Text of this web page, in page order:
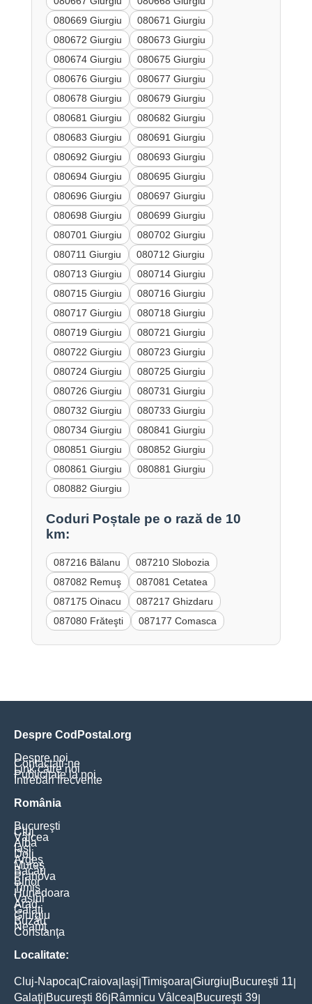
080669 Giurgiu
080671 Giurgiu
080672 Giurgiu
080673 Giurgiu
080674 Giurgiu
080675 Giurgiu
080676 Giurgiu
080677 Giurgiu
080678 Giurgiu
080679 Giurgiu
080681 Giurgiu
080682 Giurgiu
080683 Giurgiu
080691 Giurgiu
080692 Giurgiu
080693 Giurgiu
080694 Giurgiu
080695 Giurgiu
080696 Giurgiu
080697 Giurgiu
080698 Giurgiu
080699 Giurgiu
080701 Giurgiu
080702 Giurgiu
080711 Giurgiu
080712 Giurgiu
080713 Giurgiu
080714 Giurgiu
080715 Giurgiu
080716 Giurgiu
080717 Giurgiu
080718 Giurgiu
080719 Giurgiu
080721 Giurgiu
080722 Giurgiu
080723 Giurgiu
080724 Giurgiu
080725 Giurgiu
080726 Giurgiu
080731 Giurgiu
080732 Giurgiu
080733 Giurgiu
080734 Giurgiu
080841 Giurgiu
080851 Giurgiu
080852 Giurgiu
080861 Giurgiu
080881 Giurgiu
080882 Giurgiu
Coduri Poștale pe o rază de 10
km:
087216 Bălanu
087210 Slobozia
087082 Remuş
087081 Cetatea
087175 Oinacu
087217 Ghizdaru
087080 Frăteşti
087177 Comasca
Despre CodPostal.org
Despre noi
Contactați-ne
Link către noi
Publicitate la noi
Întrebări frecvente
România
Bucureşti
Cluj
Vâlcea
Alba
Iaşi
Dolj
Argeş
Mureş
Bacău
Prahova
Bihor
Timiş
Hunedoara
Vaslui
Arad
Galaţi
Giurgiu
Buzău
Neamţ
Constanţa
Localitate:
Cluj-Napoca Craiova Iaşi Timişoara Giurgiu Bucureşti 11
Galaţi Bucureşti 86 Râmnicu Vâlcea Bucureşti 39